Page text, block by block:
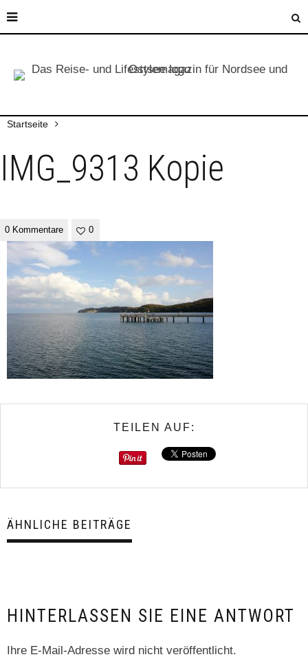
Startseite
IMG_9313 Kopie
0 Kommentare 0
TEILEN AUF:
ÄHNLICHE BEITRÄGE
HINTERLASSEN SIE EINE ANTWORT
Ihre E-Mail-Adresse wird nicht veröffentlicht.